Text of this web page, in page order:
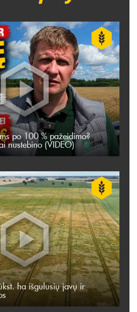
po 100 % pažeidimo?
nustebino (VIDEO)
ha išgulusių javų ir